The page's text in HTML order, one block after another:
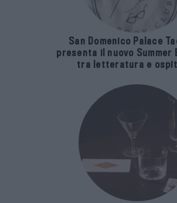
San Domenico Palace
presenta il nuovo Summer
tra letteratura e